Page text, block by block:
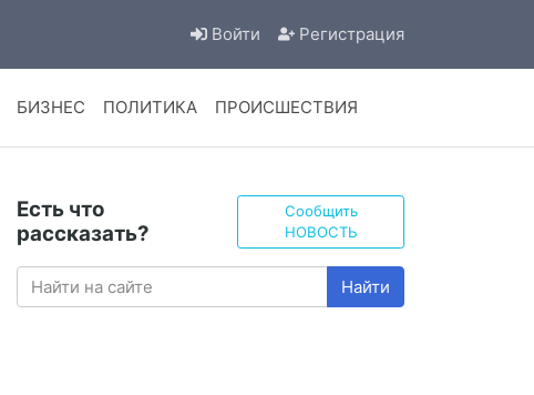
Войти Регистрация
БИЗНЕС ПОЛИТИКА ПРОИСШЕСТВИЯ
Есть что
рассказать?
Сообщить
НОВОСТЬ
Найти